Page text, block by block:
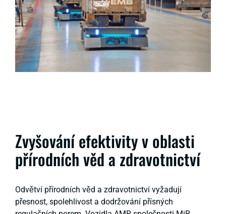
Zvyšování efektivity v oblasti
přírodních věd a zdravotnictví
Odvětví přírodních věd a zdravotnictví vyžadují
přesnost, spolehlivost a dodržování přísných